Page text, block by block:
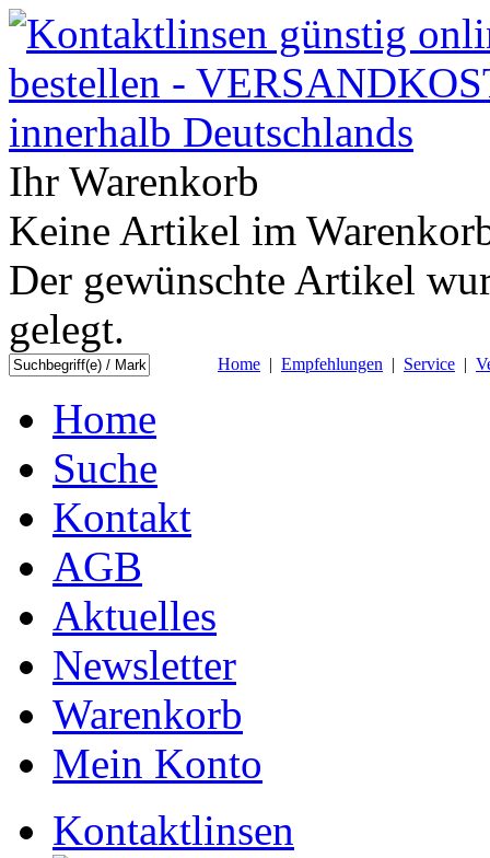
Ihr Warenkorb
Keine Artikel im
Der gewünschte Artikel
gelegt.
Home | Empfehlungen | Service |
Home
Suche
Kontakt
AGB
Aktuelles
Newsletter
Warenkorb
Mein Konto
Kontaktlinsen